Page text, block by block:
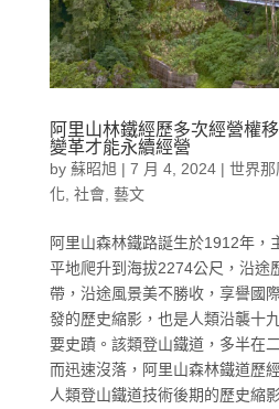
阿里山林鐵經歷多次經營權
變革才能永續經營
by 蘇昭旭| 7 月 4, 2024| 世界那
化, 社會, 藝文
阿里山森林鐵路誕生於1912年，
平地爬升到海拔2274公尺，沿途
帶，沿途風景美不勝收，享譽國
發的歷史縮影，也是人類沿襲十
要史蹟。該類登山鐵道，多半在
而迅速沒落，阿里山森林鐵道歷
人類登山鐵道技術後期的歷史縮